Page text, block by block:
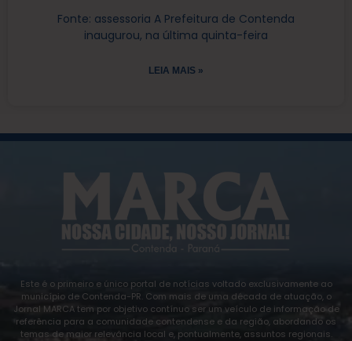
Fonte: assessoria A Prefeitura de Contenda
inaugurou, na última quinta-feira
LEIA MAIS »
Este é o primeiro e único portal de notícias voltado exclusivamente ao
município de Contenda-PR. Com mais de uma década de atuação, o
Jornal MARCA tem por objetivo contínuo ser um veículo de informação de
referência para a comunidade contendense e da região, abordando os
temas de maior relevância local e, pontualmente, assuntos regionais.